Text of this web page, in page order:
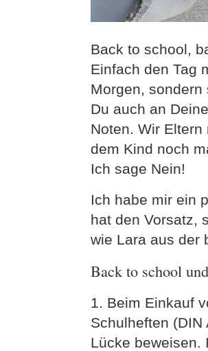
Back to school,
Einfach den Tag
Morgen, sondern
Du auch an
Noten. Wir
dem Kind noch
Ich sage Nein!
Ich habe mir ein
hat den Vorsatz,
wie Lara aus der
Back to school
1. Beim Einkauf
Schulheften (DIN
Lücke beweisen.